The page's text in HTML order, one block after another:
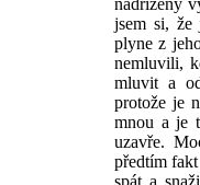
nadřízený
jsem si, že
plyne z
nemluvili,
mluvit a
protože je
mnou a je
uzavře.
předtím
spát a